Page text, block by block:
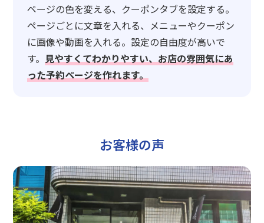
ページの色を変える、クーポンタブを設定する。
ページごとに文章を入れる、メニューやクーポン
に画像や動画を入れる。設定の自由度が高いで
す。 見やすくてわかりやすい、お店の雰囲気にあ
った予約ページを作れます。
お客様の声